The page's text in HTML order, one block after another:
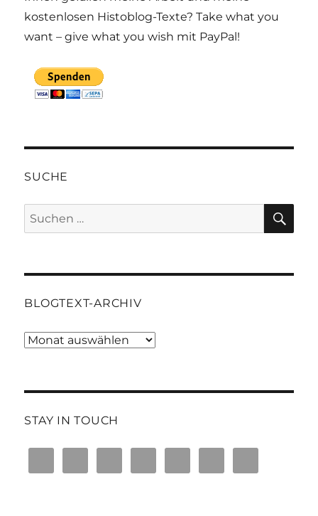
kostenlosen Histoblog-Texte? Take what you
want – give what you wish mit PayPal!
SUCHE
Suchen
nach:
BLOGTEXT-ARCHIV
Blogtext-
STAY IN TOUCH